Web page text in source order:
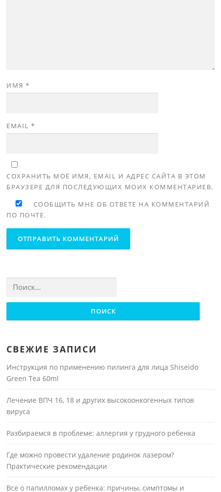
ИМЯ*
EMAIL*
СОХРАНИТЬ МОЁ ИМЯ, EMAIL И АДРЕС САЙТА В ЭТОМ
БРАУЗЕРЕ ДЛЯ ПОСЛЕДУЮЩИХ МОИХ КОММЕНТАРИЕВ.
СООБЩИТЬ МНЕ ОБ ОТВЕТЕ НА КОММЕНТАРИЙ
ПО ПОЧТЕ.
СВЕЖИЕ ЗАПИСИ
Инструкция по применению пилинга для лица Shiseido
Green Tea 60ml
Лечение ВПЧ 16, 18 и других высокоонкогенных типов
вируса
Разбираемся в проблеме: аллергия у грудного ребенка
Где можно провести удаление родинок лазером?
Практические рекомендации
Все о папилломах у ребенка: причины, симптомы и